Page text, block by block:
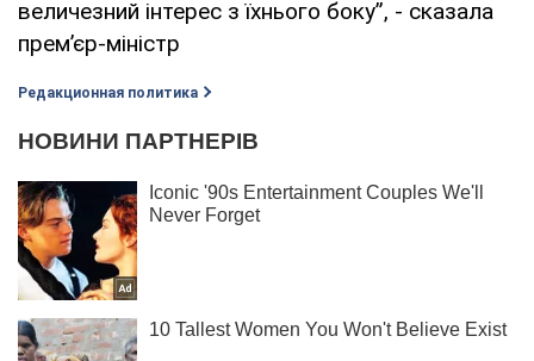
величезний інтерес з їхнього боку”, - сказала
прем’єр-міністр
Редакционная политика